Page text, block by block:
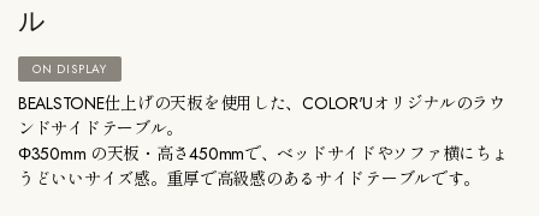
ル
ON DISPLAY
BEALSTONE仕上げの天板を使用した、COLOR'Uオリジナルのラウ
ンドサイドテーブル。
Φ350mm の天板・高さ450mmで、ベッドサイドやソファ横にちょ
うどいいサイズ感。重厚で高級感のあるサイドテーブルです。